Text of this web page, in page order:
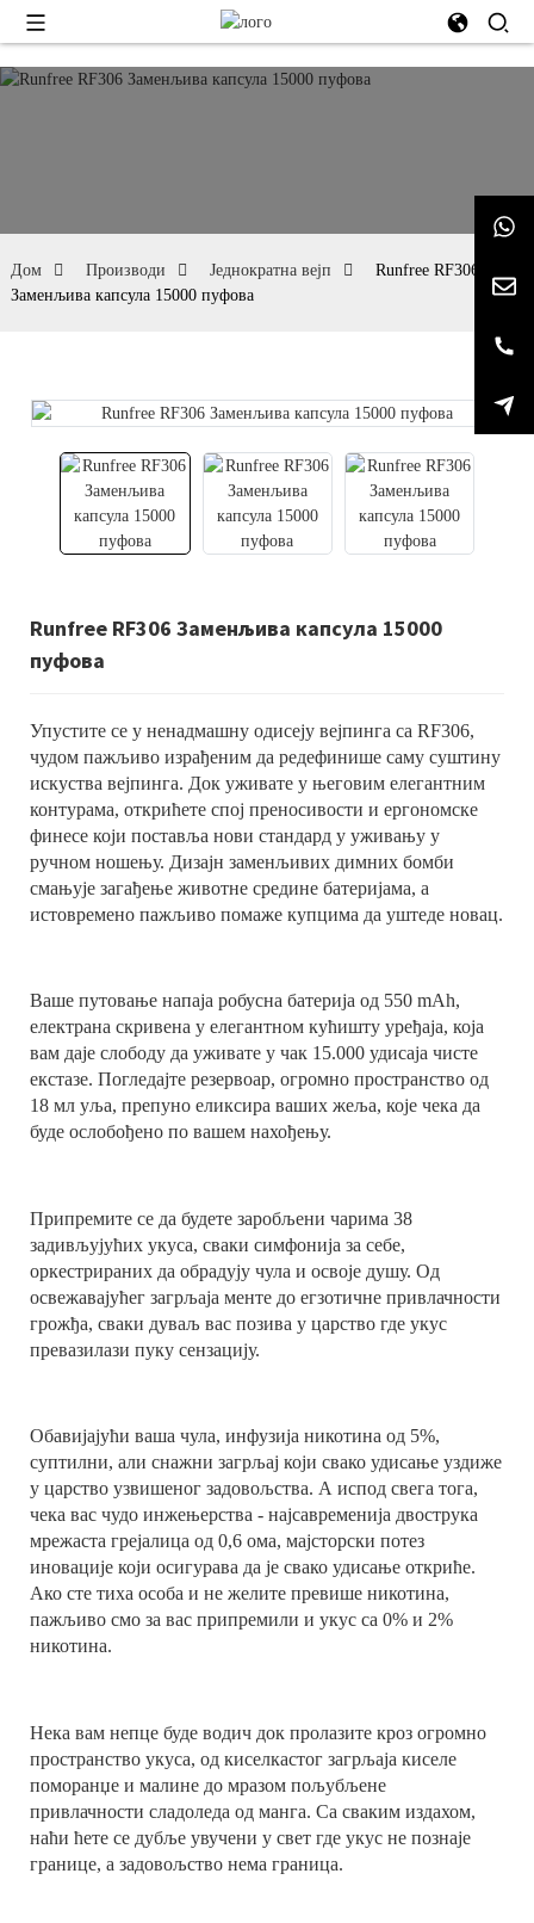
Дом Производи Једнократна вејп
Runfree RF306
Заменљива капсула 15000 пуфова
Runfree RF306 Заменљива капсула 15000
пуфова
Упустите се у ненадмашну одисеју вејпинга са RF306,
чудом пажљиво израђеним да редефинише саму суштину
искуства вејпинга. Док уживате у његовим елегантним
контурама, открићете спој преносивости и ергономске
финесе који поставља нови стандард у уживању у
ручном ношењу. Дизајн заменљивих димних бомби
смањује загађење животне средине батеријама, а
истовремено пажљиво помаже купцима да уштеде новац.
Ваше путовање напаја робусна батерија од 550 mAh,
електрана скривена у елегантном кућишту уређаја, која
вам даје слободу да уживате у чак 15.000 удисаја чисте
екстазе. Погледајте резервоар, огромно пространство од
18 мл уља, препуно еликсира ваших жеља, које чека да
буде ослобођено по вашем нахођењу.
Припремите се да будете заробљени чарима 38
задивљујућих укуса, сваки симфонија за себе,
оркестрираних да обрадују чула и освоје душу. Од
освежавајућег загрљаја менте до егзотичне привлачности
грожђа, сваки дуваљ вас позива у царство где укус
превазилази пуку сензацију.
Обавијајући ваша чула, инфузија никотина од 5%,
суптилни, али снажни загрљај који свако удисање уздиже
у царство узвишеног задовољства. А испод свега тога,
чека вас чудо инжењерства - најсавременија двострука
мрежаста грејалица од 0,6 ома, мајсторски потез
иновације који осигурава да је свако удисање откриће.
Ако сте тиха особа и не желите превише никотина,
пажљиво смо за вас припремили и укус са 0% и 2%
никотина.
Нека вам непце буде водич док пролазите кроз огромно
пространство укуса, од киселкастог загрљаја киселе
поморанџе и малине до мразом пољубљене
привлачности сладоледа од манга. Са сваким издахом,
наћи ћете се дубље увучени у свет где укус не познаје
границе, а задовољство нема граница.